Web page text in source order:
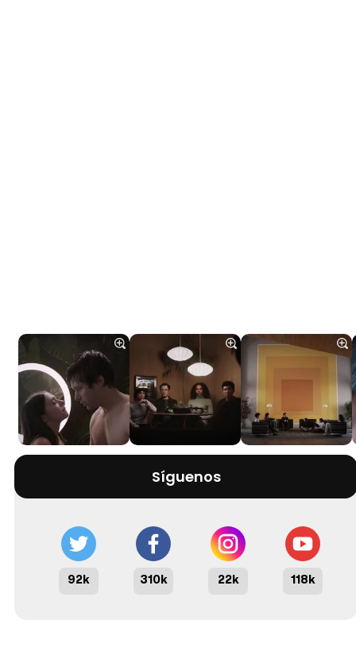
Síguenos
92k 310k 22k 118k